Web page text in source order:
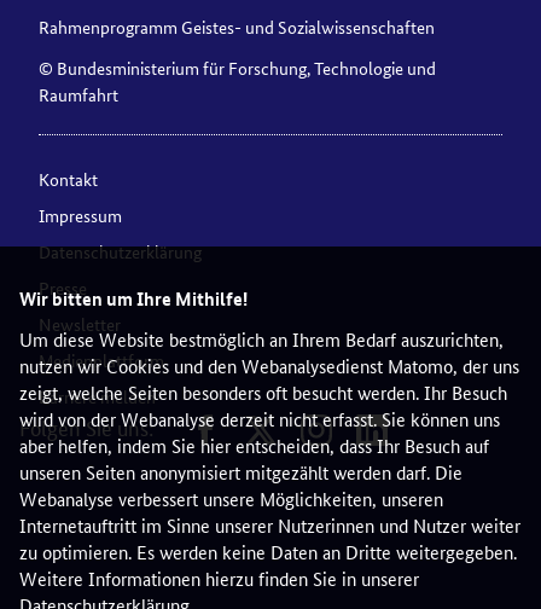
Wir bitten um Ihre Mithilfe!
Um diese Website bestmöglich an Ihrem Bedarf auszurichten,
nutzen wir Cookies und den Webanalysedienst Matomo, der uns
zeigt, welche Seiten besonders oft besucht werden. Ihr Besuch
wird von der Webanalyse derzeit nicht erfasst. Sie können uns
aber helfen, indem Sie hier entscheiden, dass Ihr Besuch auf
unseren Seiten anonymisiert mitgezählt werden darf. Die
Webanalyse verbessert unsere Möglichkeiten, unseren
Internetauftritt im Sinne unserer Nutzerinnen und Nutzer weiter
zu optimieren. Es werden keine Daten an Dritte weitergegeben.
Weitere Informationen hierzu finden Sie in unserer
Rahmenprogramm Geistes- und Sozialwissenschaften
© Bundesministerium für Forschung, Technologie und
Raumfahrt
Kontakt
Impressum
Datenschutzerklärung
Presse
Newsletter
Medienplattform
Barriere melden
Folgen Sie uns: